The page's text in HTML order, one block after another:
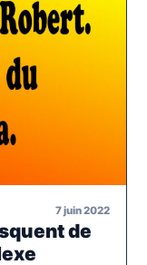
7 juin 2022
de